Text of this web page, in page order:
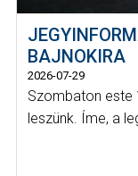
BAJNOKIRA
2026-07-29
Szombaton este
leszünk. Íme, a